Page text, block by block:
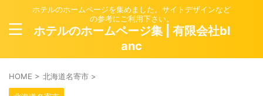
ホテルのホームページを集めました。サイトデザインなど
の参考にご利用下さい。
ホテルのホームページ集 | 有限会社bl
anc
HOME > 北海道名寄市 >